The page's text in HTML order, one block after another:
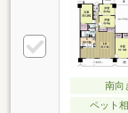
南向
ペット